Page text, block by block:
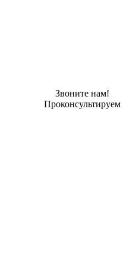
Звоните нам!
Проконсультируем